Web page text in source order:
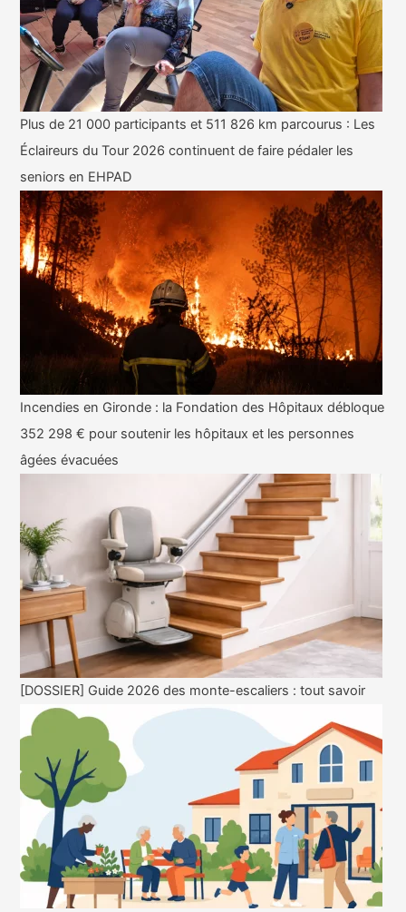
Plus de 21 000 participants et 511 826 km parcourus : Les
Éclaireurs du Tour 2026 continuent de faire pédaler les
seniors en EHPAD
Incendies en Gironde : la Fondation des Hôpitaux débloque
352 298 € pour soutenir les hôpitaux et les personnes
âgées évacuées
[DOSSIER] Guide 2026 des monte-escaliers : tout savoir